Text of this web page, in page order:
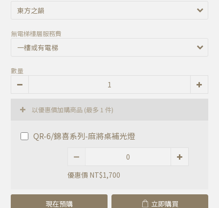
無電梯樓層服務費
數量
以優惠價加購商品 (最多 1 件)
QR-6/錦喜系列-麻將桌補光燈
優惠價 NT$1,700
現在預購 立即購買